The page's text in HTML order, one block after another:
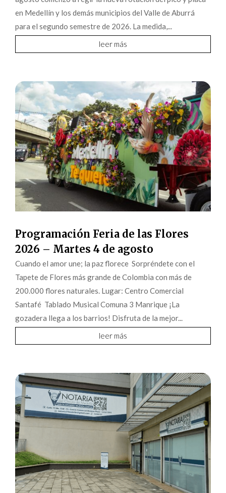
en Medellín y los demás municipios del Valle de Aburrá
para el segundo semestre de 2026. La medida,...
leer más
Programación Feria de las Flores
2026 – Martes 4 de agosto
Cuando el amor une; la paz florece Sorpréndete con el
Tapete de Flores más grande de Colombia con más de
200.000 flores naturales. Lugar: Centro Comercial
Santafé Tablado Musical Comuna 3 Manrique ¡La
gozadera llega a los barrios! Disfruta de la mejor...
leer más